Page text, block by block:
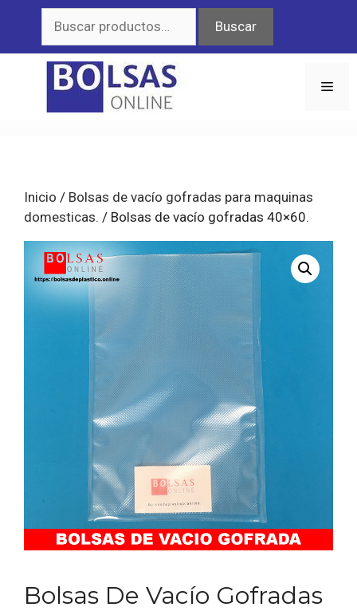
contenido
por:
Buscar
Inicio / Bolsas de vacío gofradas para maquinas
domesticas. / Bolsas de vacío gofradas 40×60.
Bolsas De Vacío Gofradas